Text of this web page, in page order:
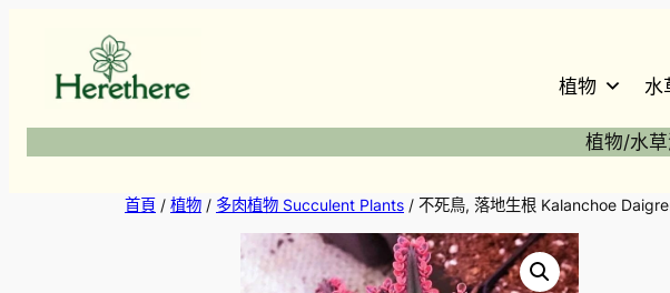
植物 水
植物/水
首頁 / 植物 / 多肉植物 Succulent Plants / 不死鳥, 落地生根 Kalanchoe